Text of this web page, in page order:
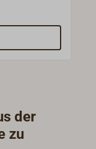
des
zum
BB
mit
der
zu